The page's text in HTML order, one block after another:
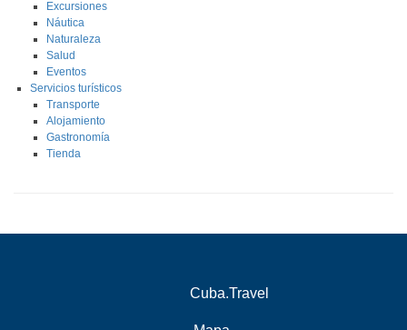
Excursiones
Náutica
Naturaleza
Salud
Eventos
Servicios turísticos
Transporte
Alojamiento
Gastronomía
Tienda
Cuba.Travel